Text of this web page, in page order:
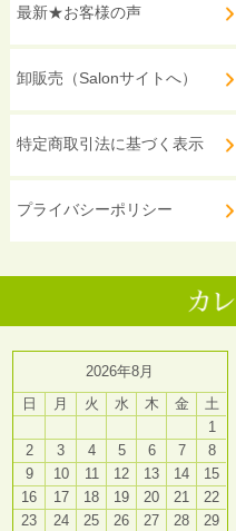
最新★お客様の声
卸販売（Salonサイトへ）
特定商取引法に基づく表示
プライバシーポリシー
2026年8月
日
月 火 水 木 金
土
1
2
3 4 5 6 7
8
9
10 11 12 13 14
15
16
17 18 19 20 21
22
23
24 25 26 27 28
29